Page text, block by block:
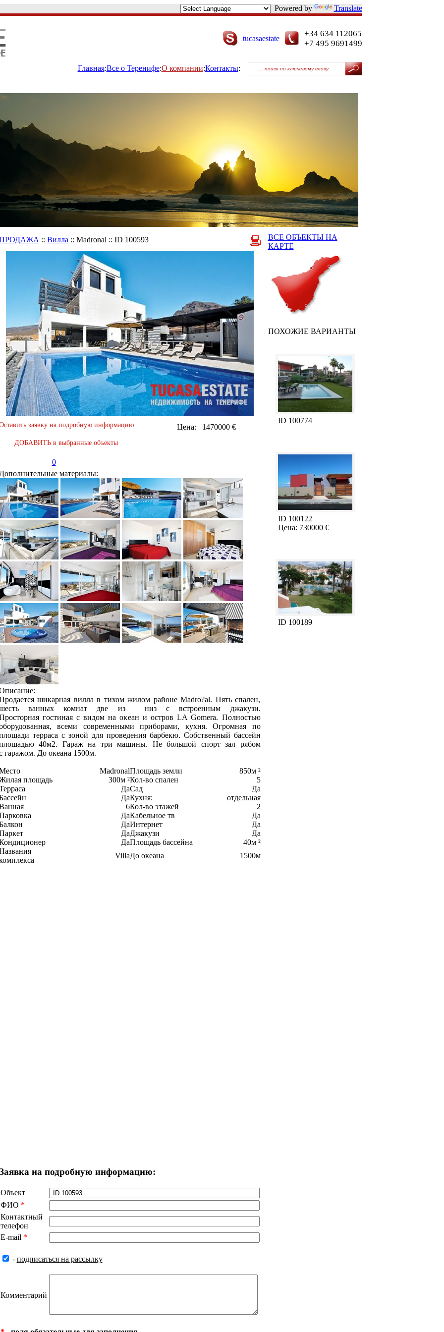
Powered by Translate
tucasaestate
+34 634 112065
+7 495 9691499
Главная:Все о Теренифе:О компании:Контакты:
:: Вилла :: Madronal :: ID 100593
заявку на подробную информацию
ДОБАВИТЬ в выбранные объекты
Цена: 1470000 €
0
Дополнительные материалы:
шикарная вилла в тихом жилом районе Madro?al. Пять спален,
ванных комнат две из низ с встроенным джакузи.
гостиная с видом на океан и остров LA Gomera. Полностью
всеми современными приборами, кухня. Огромная по
терраса с зоной для проведения барбекю. Собственный бассейн
40м2. Гараж на три машины. Не большой спорт зал рябом
гаражом. До океана 1500м.
MadronalПлощадь земли
850м ²
площадь
300м ²Кол-во спален
5
ДаСад
Да
ДаКухня:
отдельная
6Кол-во этажей
2
ДаКабельное тв
Да
ДаИнтернет
Да
ДаДжакузи
Да
ДаПлощадь бассейна
40м ²
VillaДо океана 1500м
на подробную информацию:
Объект
ФИО *
Контактный
телефон
E-mail *
- подписаться на рассылку
Комментарий
ВСЕ ОБЪЕКТЫ НА
КАРТЕ
ПОХОЖИЕ ВАРИАНТЫ
ID 100774
ID 100122
Цена: 730000 €
ID 100189